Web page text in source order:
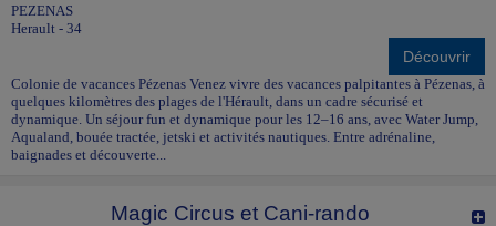
PEZENAS
Herault - 34
Découvrir
Colonie de vacances Pézenas Venez vivre des vacances palpitantes à Pézenas, à
quelques kilomètres des plages de l'Hérault, dans un cadre sécurisé et
dynamique. Un séjour fun et dynamique pour les 12–16 ans, avec Water Jump,
Aqualand, bouée tractée, jetski et activités nautiques. Entre adrénaline,
baignades et découverte...
Magic Circus et Cani-rando